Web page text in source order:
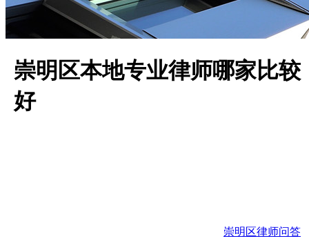
崇明区本地专业律师哪家比较
好
崇明区律师问答